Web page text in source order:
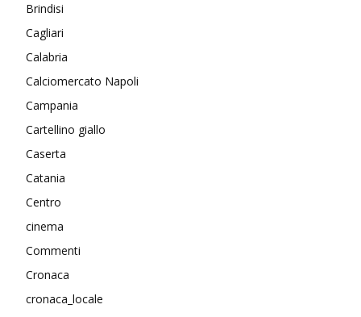
Brindisi
Cagliari
Calabria
Calciomercato Napoli
Campania
Cartellino giallo
Caserta
Catania
Centro
cinema
Commenti
Cronaca
cronaca_locale